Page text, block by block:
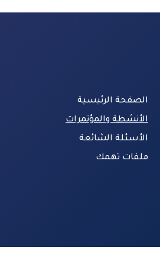
الصفحة الرئيسية
الأنشطة والمؤتمرات
الأسئلة الشائعة
ملفات تهمك